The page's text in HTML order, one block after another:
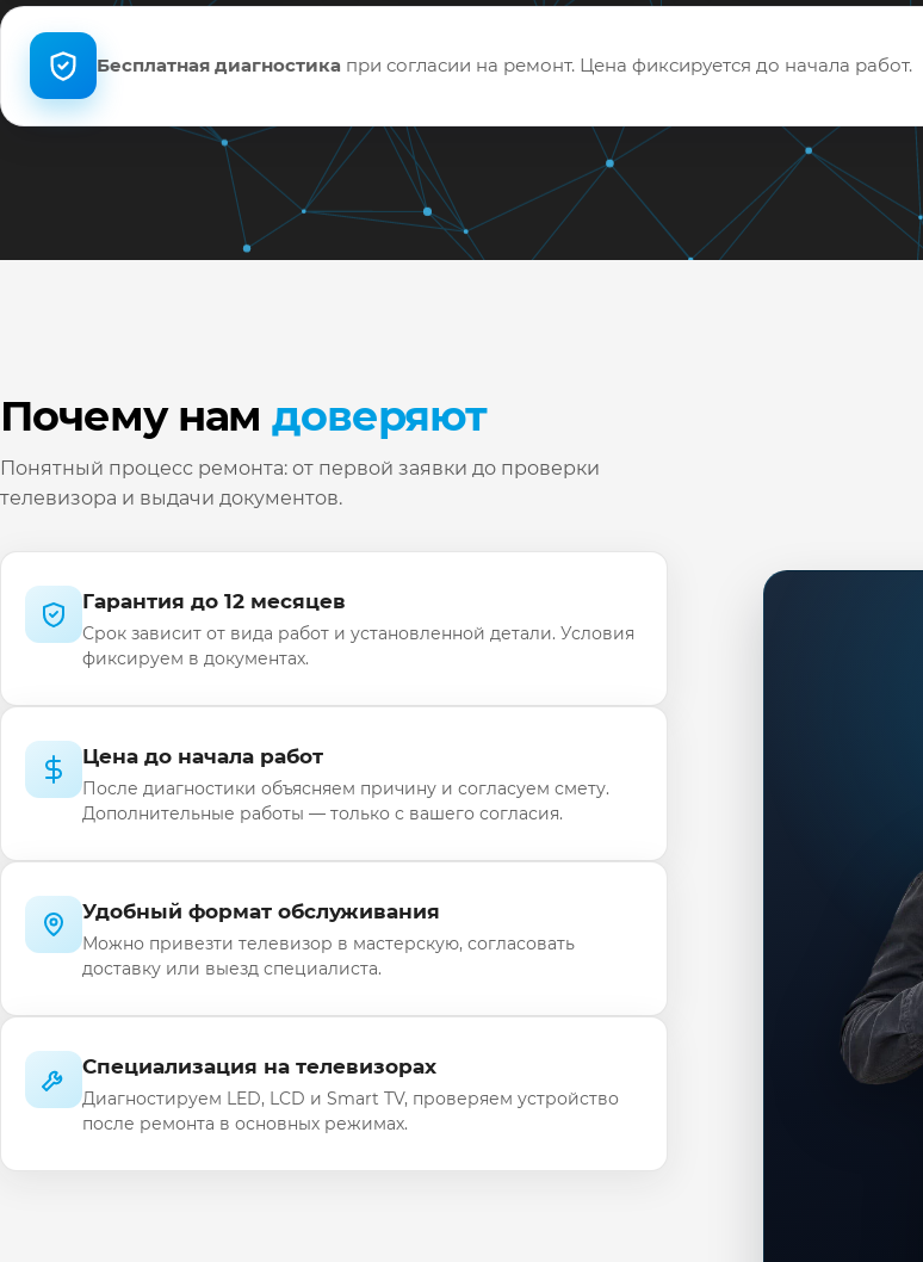
Бесплатная диагностика при согласии на ремонт. Цена фиксируется до начала работ.
Почему намдоверяют
Понятный процесс ремонта: от первой заявки до проверки
телевизора и выдачи документов.
Гарантия до 12 месяцев
Срок зависит от вида работ и установленной детали. Условия
фиксируем в документах.
Цена до начала работ
После диагностики объясняем причину и согласуем смету.
Дополнительные работы — только с вашего согласия.
Удобный формат обслуживания
Можно привезти телевизор в мастерскую, согласовать
доставку или выезд специалиста.
Специализация на телевизорах
Диагностируем LED, LCD и Smart TV, проверяем устройство
после ремонта в основных режимах.